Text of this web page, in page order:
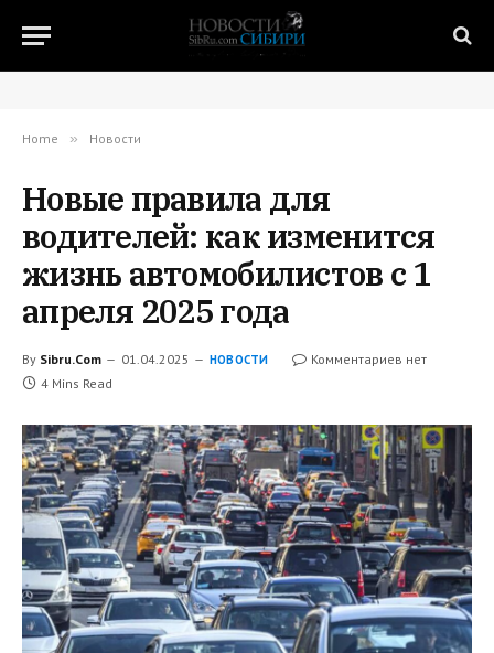
Home » Новости
Новые правила для
водителей: как изменится
жизнь автомобилистов с 1
апреля 2025 года
By Sibru.Com 01.04.2025 НОВОСТИ
Комментариев нет
4 Mins Read